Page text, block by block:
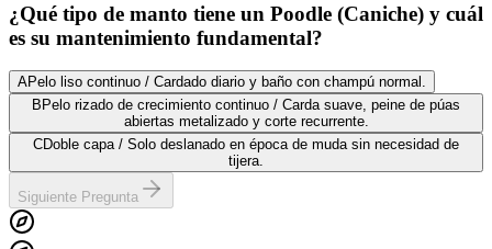
¿Qué tipo de manto tiene un Poodle (Caniche) y cuál
es su mantenimiento fundamental?
APelo liso continuo / Cardado diario y baño con champú normal.
B Pelo rizado de crecimiento continuo / Carda suave, peine de púas
abiertas metalizado y corte recurrente.
CDoble capa / Solo deslanado en época de muda sin necesidad de
tijera.
Siguiente Pregunta